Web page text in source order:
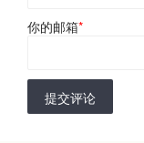
你的邮箱*
提交评论